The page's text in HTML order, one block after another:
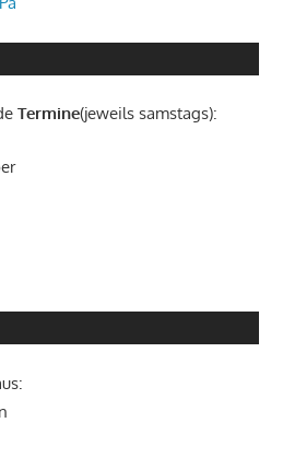
Termine(jeweils samstags):